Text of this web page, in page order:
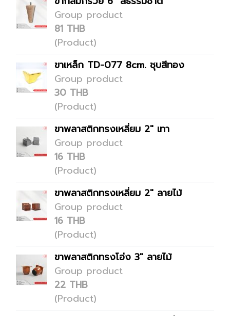
Group product
81 THB
(Product)
ขาเหล็ก TD-077 8cm. ชุบสีทอง
Group product
30 THB
(Product)
ขาพลาสติกทรงเหลี่ยม 2" เทา
Group product
16 THB
(Product)
ขาพลาสติกทรงเหลี่ยม 2" ลายไม้
Group product
16 THB
(Product)
ขาพลาสติกทรงโอ่ง 3" ลายไม้
Group product
22 THB
(Product)